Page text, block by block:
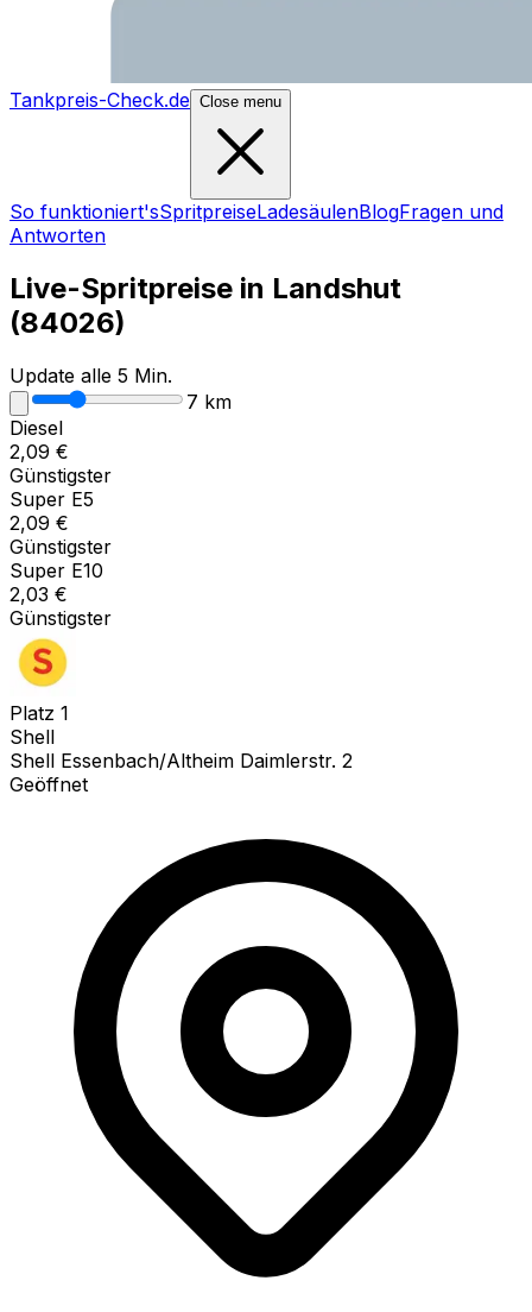
Tankpreis-Check.de Close menu
So funktioniert'sSpritpreiseLadesäulenBlogFragen und
Antworten
Live-Spritpreise in Landshut
(84026)
Update alle 5 Min.
7 km
Diesel
2,09 €
Günstigster
Super E5
2,09 €
Günstigster
Super E10
2,03 €
Günstigster
Platz 1
Shell
Shell Essenbach/Altheim Daimlerstr. 2
Geöffnet